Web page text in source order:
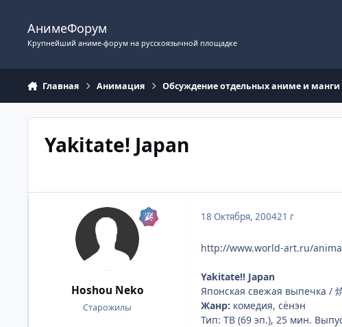
АнимеФорум
Крупнейший аниме-форум на русскоязычной площадке
Главная Анимация Обсуждение отдельных аниме и манги
Yakitate! Japan
Hoshou Neko
Старожилы
18 Октября, 200421 г
http://www.world-art.ru/
Yakitate!! Japan
Японская свежая выпечка /
Жанр: комедия, сёнэн
Тип: ТВ (69 эп.), 25 мин.